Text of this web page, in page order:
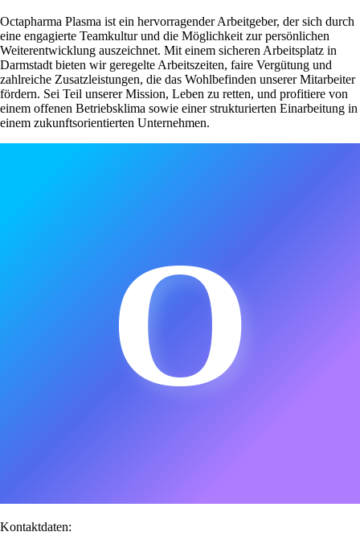
Octapharma Plasma ist ein hervorragender Arbeitgeber, der sich durch
eine engagierte Teamkultur und die Möglichkeit zur persönlichen
Weiterentwicklung auszeichnet. Mit einem sicheren Arbeitsplatz in
Darmstadt bieten wir geregelte Arbeitszeiten, faire Vergütung und
zahlreiche Zusatzleistungen, die das Wohlbefinden unserer Mitarbeiter
fördern. Sei Teil unserer Mission, Leben zu retten, und profitiere von
einem offenen Betriebsklima sowie einer strukturierten Einarbeitung in
einem zukunftsorientierten Unternehmen.
O
Kontaktdaten: